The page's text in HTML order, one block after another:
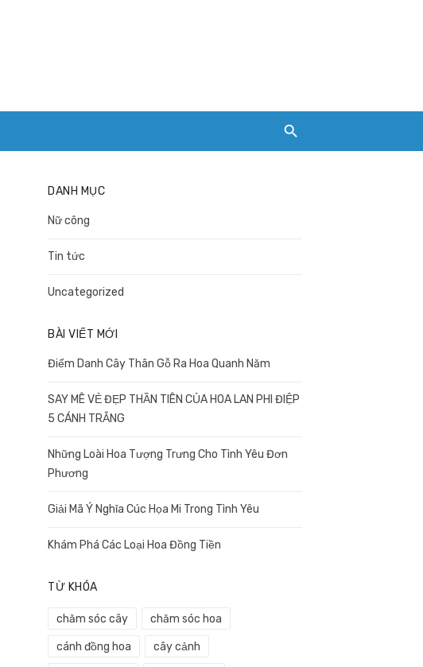
DANH MỤC
Nữ công
Tin tức
Uncategorized
BÀI VIẾT MỚI
Điểm Danh Cây Thân Gỗ Ra Hoa Quanh Năm
SAY MÊ VẺ ĐẸP THẦN TIÊN CỦA HOA LAN PHI ĐIỆP
5 CÁNH TRẮNG
Những Loài Hoa Tượng Trưng Cho Tình Yêu Đơn
Phương
Giải Mã Ý Nghĩa Cúc Họa Mi Trong Tình Yêu
Khám Phá Các Loại Hoa Đồng Tiền
TỪ KHÓA
chăm sóc cây chăm sóc hoa
cánh đồng hoa cây cảnh